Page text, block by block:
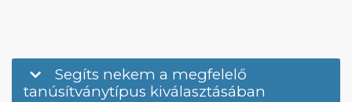
Segíts nekem a megfelelő
tanúsítványtípus kiválasztásában